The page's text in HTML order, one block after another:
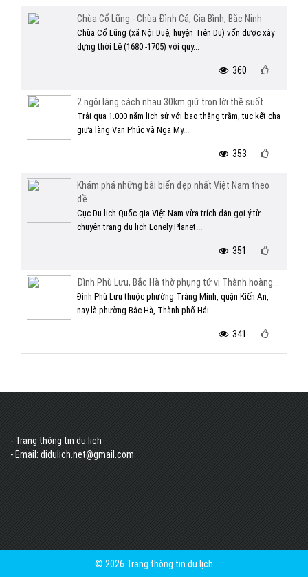
Chùa Cổ Lũng - Chùa Đình Cả, Gia Bình, Bắc Ninh
Chùa Cổ Lũng (xã Nội Duệ, huyện Tiên Du) vốn được xây
dựng thời Lê (1680 -1705) với quy...
360
2 ngôi làng cách nhau 30km giữ trọn lời thề suốt...
Trải qua 1.000 năm lịch sử với bao thăng trầm, tục kết chạ
giữa làng Vạn Phúc và Nga My...
353
Khám phá những bãi biển đẹp nhất Việt Nam theo
đề...
Cục Du lịch Quốc gia Việt Nam vừa trích dẫn gợi ý từ
chuyên trang du lịch Lonely Planet...
351
Đình Phù Lưu, Bắc Hà thờ phụng tứ vị Thành hoàng...
Đình Phù Lưu thuộc phường Tràng Minh, quận Kiến An,
nay là phường Bắc Hà, Thành phố Hải...
341
- Trang thông tin du lịch
- Email: didulich.net@gmail.com
© 2026 Trang thông tin du lịch